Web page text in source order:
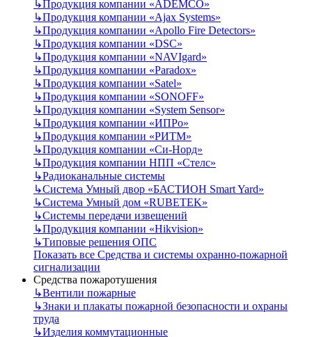
↳Продукция компании «ADEMCO»
↳Продукция компании «Ajax Systems»
↳Продукция компании «Apollo Fire Detectors»
↳Продукция компании «DSC»
↳Продукция компании «NAVIgard»
↳Продукция компании «Paradox»
↳Продукция компании «Satel»
↳Продукция компании «SONOFF»
↳Продукция компании «System Sensor»
↳Продукция компании «ИПРо»
↳Продукция компании «РИТМ»
↳Продукция компании «Си-Норд»
↳Продукция компании НПП «Стелс»
↳Радиоканальные системы
↳Система Умный двор «БАСТИОН Smart Yard»
↳Система Умный дом «RUBETEK»
↳Системы передачи извещений
↳Продукция компании «Hikvision»
↳Типовые решения ОПС
Показать все Средства и системы охранно-пожарной
сигнализации
Средства пожаротушения
↳Вентили пожарные
↳Знаки и плакаты пожарной безопасности и охраны
труда
↳Изделия коммутационные